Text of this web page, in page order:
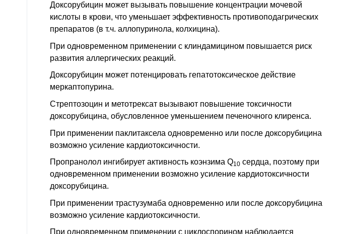
Доксорубицин может вызывать повышение концентрации мочевой
кислоты в крови, что уменьшает эффективность противоподагрических
препаратов (в т.ч. аллопуринола, колхицина).
При одновременном применении с клиндамицином повышается риск
развития аллергических реакций.
Доксорубицин может потенцировать гепатотоксическое действие
меркаптопурина.
Стрептозоцин и метотрексат вызывают повышение токсичности
доксорубицина, обусловленное уменьшением печеночного клиренса.
При применении паклитаксела одновременно или после доксорубицина
возможно усиление кардиотоксичности.
Пропранолол ингибирует активность коэнзима Q10 сердца, поэтому при
одновременном применении возможно усиление кардиотоксичности
доксорубицина.
При применении трастузумаба одновременно или после доксорубицина
возможно усиление кардиотоксичности.
При одновременном применении с циклоспорином наблюдается